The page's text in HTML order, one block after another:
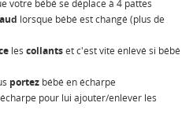
votre bébé se déplace à 4 pattes
lorsque bébé est changé (plus de
les collantset c'est vite enlevé si bébé
portez bébé en écharpe
pour lui ajouter/enlever les